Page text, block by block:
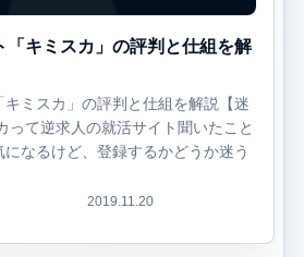
「キミスカ」の評判と仕組を解
ミスカ」の評判と仕組を解説【迷
って逆求人の就活サイト聞いたこと
なるけど、登録するかどうか迷う
2019.11.20